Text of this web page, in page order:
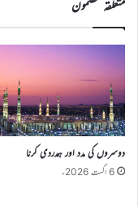
متعلقہ مضمون
دوسروں کی مدد اور ہمدردی کرنا
6 اگست 2026ء